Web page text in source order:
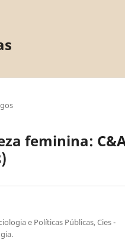
feminina:
e Políticas Públicas, Cies -